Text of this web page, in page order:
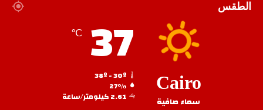
الطقس
Cairo
سماء صافية
37
℃
27%
2.61 كيلومتر/ساعة